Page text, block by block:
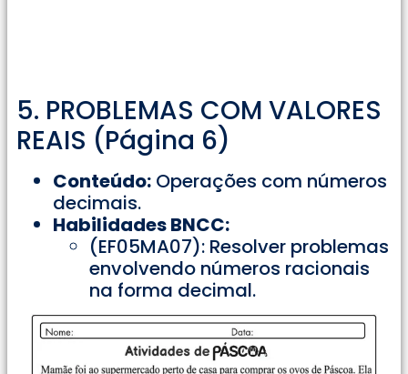
5. PROBLEMAS COM VALORES
REAIS (Página 6)
Conteúdo: Operações com números
decimais.
Habilidades BNCC:
(EF05MA07): Resolver problemas
envolvendo números racionais
na forma decimal.